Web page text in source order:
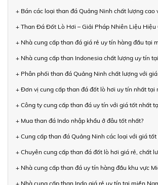
+ Bán các loại than đá Quảng Ninh chất lượng cao
+ Than Đá Đốt Lò Hơi – Giải Pháp Nhiên Liệu Hiệu
+ Nhà cung cấp than đá giá rẻ uy tín hàng đầu tại
+ Nhà cung cấp than Indonesia chất lượng uy tín
+ Phân phối than đá Quảng Ninh chất lượng với
+ Đơn vị cung cấp than đá đốt lò hơi uy tín nhất tại
+ Công ty cung cấp than đá uy tín với giá tốt nhất
+ Mua than đá Indo nhập khẩu ở đâu tốt nhất?
+ Cung cấp than đá Quảng Ninh các loại với giá
+ Chuyên cung cấp than đá đốt lò hơi giá rẻ, chất
+ Nhà cung cấp than đá uy tín hàng đầu khu vực
+ Nhà cung cấp than Indo giá rẻ uy tín tại miền